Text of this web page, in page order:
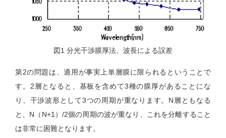
図1 分光干渉膜厚法、波長による誤差
第2の問題は、適用が事実上単層膜に限られるということで
す。2層となると、基板を含めて3種の膜厚があることにな
り、干渉波形として3つの周期が重なります。N層ともなる
と、N（N+1）/2個の周期の波が重なり、これを分離すること
は非常に困難となります。